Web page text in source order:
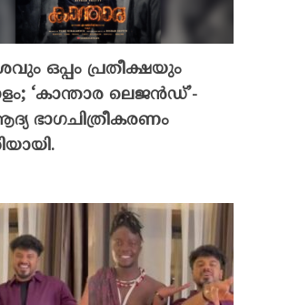
ഒപ്പം പ്രതീക്ഷയും
‘കാന്താര ലെജൻഡ്’-
ഭാഗചിത്രീകരണം